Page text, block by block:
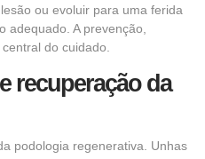
ou evoluir para uma ferida
adequado. A prevenção,
do cuidado.
recuperação da
podologia regenerativa. Unhas